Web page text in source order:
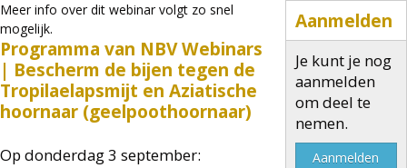
Meer info over dit webinar volgt zo snel
mogelijk.
Programma van NBV Webinars
| Bescherm de bijen tegen de
Tropilaelapsmijt en Aziatische
hoornaar (geelpoothoornaar)
Op donderdag 3 september:
Aanmelden
Je kunt je nog
aanmelden
om deel te
nemen.
Aanmelden